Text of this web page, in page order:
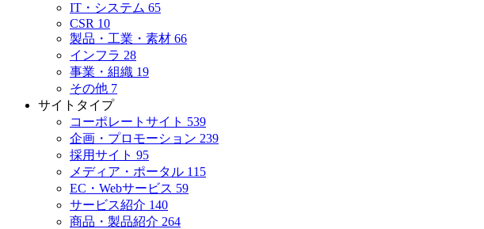
IT・システム 65
CSR 10
製品・工業・素材 66
インフラ 28
事業・組織 19
その他 7
サイトタイプ
コーポレートサイト 539
企画・プロモーション 239
採用サイト 95
メディア・ポータル 115
EC・Webサービス 59
サービス紹介 140
商品・製品紹介 264